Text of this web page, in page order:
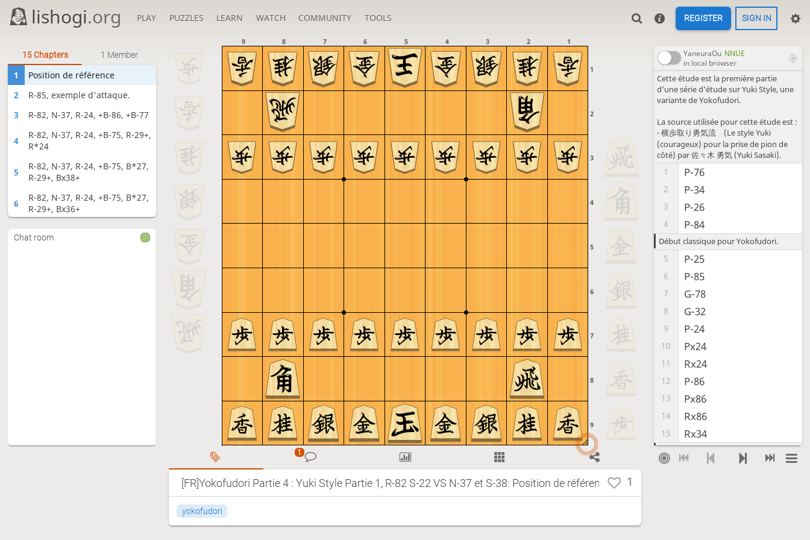
lishogi.org PLAY PUZZLES LEARN WATCH COMMUNITY TOOLS REGISTER SIGN IN
9
8
7
6
5
4
3
2
1
9 8 7 6 5 4 3 2 1
YaneuraOu NNUE
in local browser
Cette étude est la première partie
d'une série d'étude sur Yuki Style, une
variante de Yokofudori.
La source utilisée pour cette étude est :
- 横歩取り勇気流 (Le style Yuki
(courageux) pour la prise de pion de
côté) par 佐々木 勇気 (Yuki Sasaki).
1 P-76
2 P-34
3 P-26
4 P-84
Début classique pour Yokofudori.
5 P-25
6 P-85
7 G-78
8 G-32
9 P-24
10 Px24
11 Rx24
12 P-86
13 Px86
14 Rx86
15 Rx34
Sente prend le pion de côté, donnant
son nom à l'ouverture.
[FR]Yokofudori Partie 4 : Yuki Style Partie 1, R-82 S-22 VS N-37 et S-38: Position de référence 1
yokofudori
15 Chapters 1 Member
1
Position de référence
2
R-85, exemple d'attaque.
3
R-82, N-37, R-24, +B-86, +B-77
4
R-82, N-37, R-24, +B-75, R-29+,
R*24
5
R-82, N-37, R-24, +B-75, B*27,
R-29+, Bx38+
6
R-82, N-37, R-24, +B-75, B*27,
R-29+, Bx36+
7
R*29, P*23
Chat room